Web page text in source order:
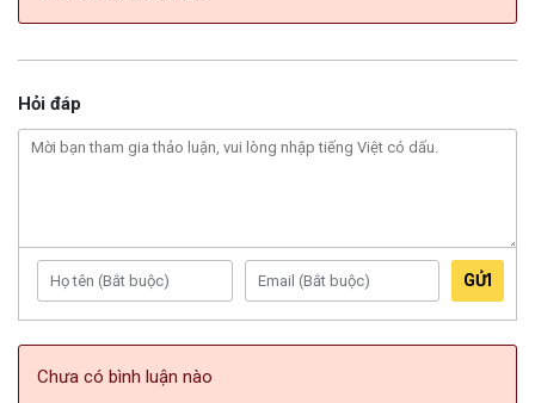
Bước 1 – Chọn lọc tổ yến
được LifeNest tuyển chọn theo tỷ lệ vàng 50 tổ chọn 1 tổ.
Bước 2: Sơ chế tổ yến
chế, nhân viên LifeNest tiến hành làm sạch bụi, tạp chất. Quy
trình được làm thủ công tỉ mỉ từng công đoạn
Bước 3 – Làm sạch tổ yến
Tổ yến sẽ được làm mềm bằng công nghệ phun lạnh, được
Hỏi đáp
GỬI
Chưa có bình luận nào